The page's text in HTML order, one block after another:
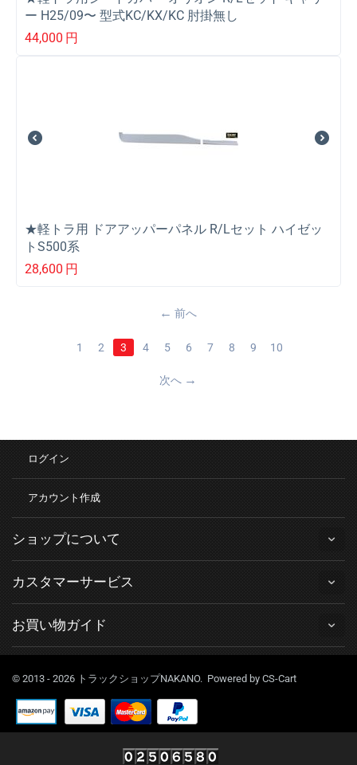
ー H25/09〜 型式KC/KX/KC 肘掛無し
44,000 円
★軽トラ用 ドアアッパーパネル R/Lセット ハイゼッ
トS500系
28,600 円
前へ
1 2 3 4 5 6 7 8 9 10
次へ
ログイン
アカウント作成
ショップについて
カスタマーサービス
お買い物ガイド
© 2013 - 2026 トラックショップNAKANO. Powered by CS-Cart